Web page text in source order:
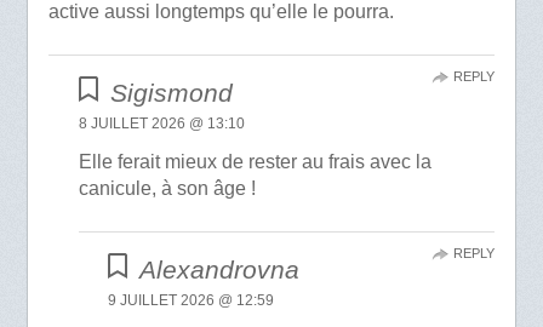
active aussi longtemps qu’elle le pourra.
Sigismond
8 JUILLET 2026 @ 13:10
Elle ferait mieux de rester au frais avec la
canicule, à son âge !
REPLY
Alexandrovna
9 JUILLET 2026 @ 12:59
REPLY